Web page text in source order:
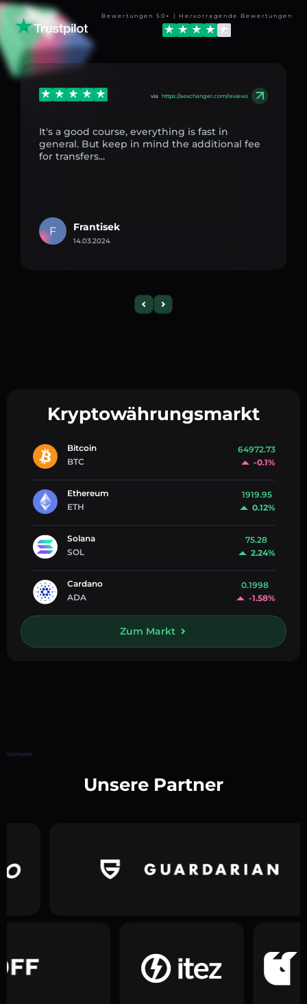
Bewertungen 50+ | Hervorragende Bewertungen
via https://aexchanger.com/reviews
It's a good course, everything is fast in
general. But keep in mind the additional fee
for transfers...
F Frantisek
14.03.2024
Kryptowährungsmarkt
Bitcoin
BTC
64972.73
-0.1%
Ethereum
ETH
1919.95
0.12%
Solana
SOL
75.28
2.24%
Cardano
ADA
0.1998
-1.58%
Zum Markt
Startseite
Unsere Partner